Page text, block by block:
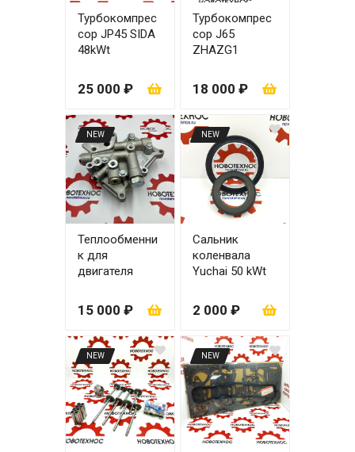
Турбокомпрес
сор JP45 SIDA
48kWt
25 000 ₽
Турбокомпрес
сор J65
ZHAZG1
18 000 ₽
NEW
Теплообменни
к для
двигателя
15 000 ₽
NEW
Сальник
коленвала
Yuchai 50 kWt
60x85\100x125
(Оригинал)
2 000 ₽
NEW NEW